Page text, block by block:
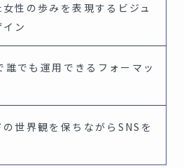
女性の歩みを表現するビジュ
ン
でも運用できるフォーマッ
世界観を保ちながらSNSを